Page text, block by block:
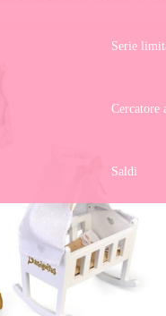
Serie
Cercatore
Saldi